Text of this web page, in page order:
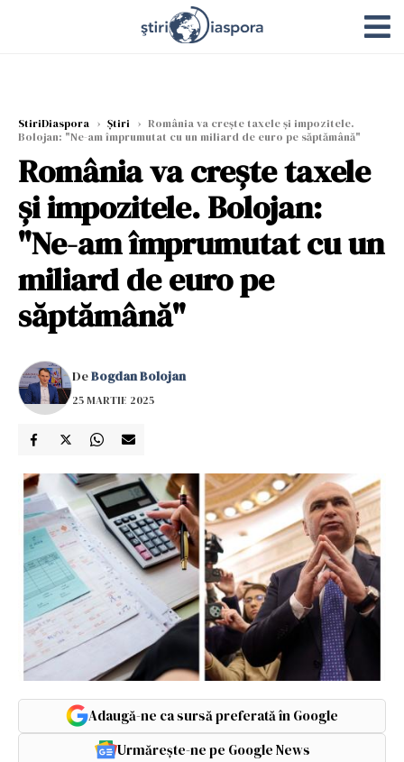
StiriDiaspora › Știri › România va crește taxele și impozitele.
Bolojan: "Ne-am împrumutat cu un miliard de euro pe săptămână"
România va crește taxele
și impozitele. Bolojan:
"Ne-am împrumutat cu un
miliard de euro pe
săptămână"
DeBogdan Bolojan
25 MARTIE 2025
Adaugă-ne ca sursă preferată în Google
Urmărește-ne pe Google News